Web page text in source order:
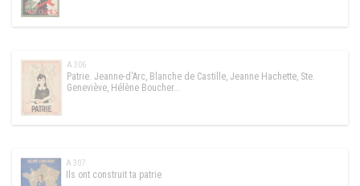
A 306
Patrie. Jeanne-d'Arc, Blanche de Castille, Jeanne Hachette, Ste.
Geneviève, Hélène Boucher...
A 307
Ils ont construit ta patrie